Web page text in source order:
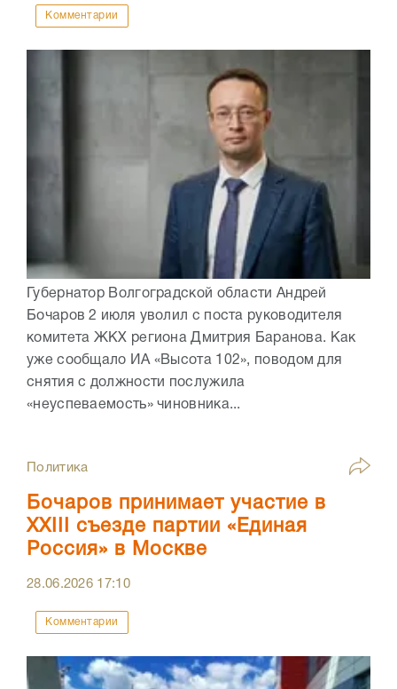
Комментарии
Губернатор Волгоградской области Андрей
Бочаров 2 июля уволил с поста руководителя
комитета ЖКХ региона Дмитрия Баранова. Как
уже сообщало ИА «Высота 102», поводом для
снятия с должности послужила
«неуспеваемость» чиновника...
Политика
Бочаров принимает участие в
XXIII съезде партии «Единая
Россия» в Москве
28.06.2026 17:10
Комментарии